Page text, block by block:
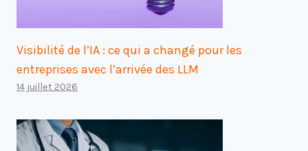
Visibilité de l’IA : ce qui a changé pour les
entreprises avec l’arrivée des LLM
14 juillet 2026